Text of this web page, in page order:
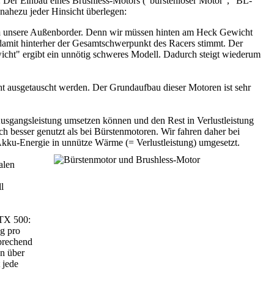
jeder Hinsicht überlegen:
Außenborder. Denn wir müssen hinten am Heck Gewicht
hinterher der Gesamtschwerpunkt des Racers stimmt. Der
ergibt ein unnötig schweres Modell. Dadurch steigt wiederum
werden. Der Grundaufbau dieser Motoren ist sehr
umsetzen können und den Rest in Verlustleistung
genutzt als bei Bürstenmotoren. Wir fahren daher bei
Energie in unnütze Wärme (= Verlustleistung) umgesetzt.
500:
pro
über